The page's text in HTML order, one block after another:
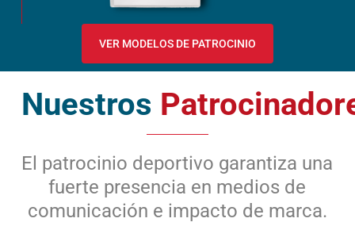
VER MODELOS DE PATROCINIO
Nuestros
El patrocinio deportivo garantiza una
fuerte presencia en medios de
comunicación e impacto de marca.